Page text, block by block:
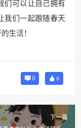
们可以让自己拥有
我们一起跟随春天
生活！
0 0
下一篇